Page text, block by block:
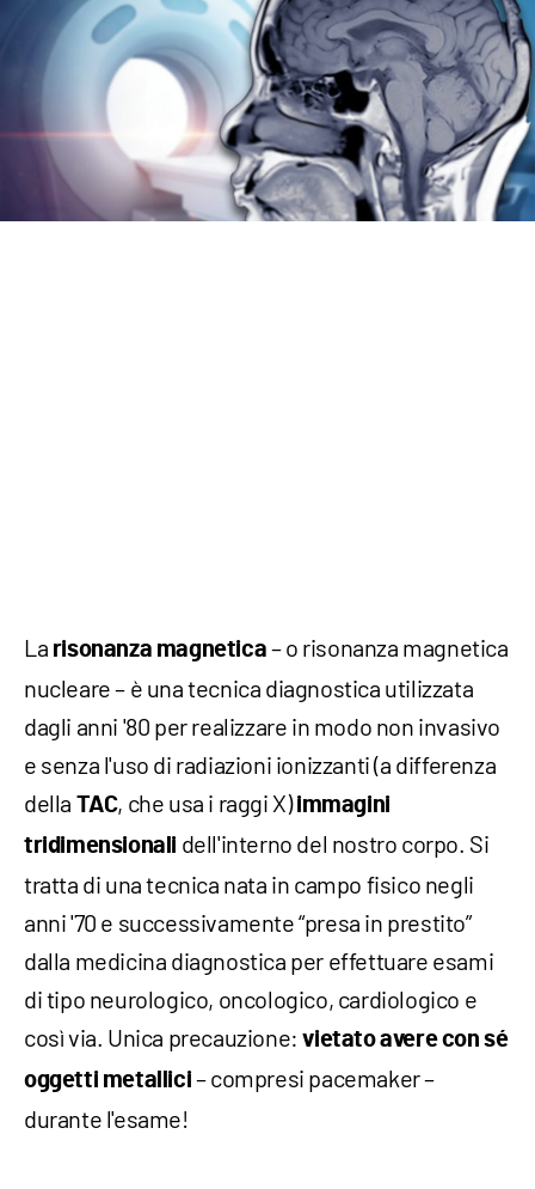
La risonanza magnetica – o risonanza magnetica
nucleare – è una tecnica diagnostica utilizzata
dagli anni '80 per realizzare in modo non invasivo
e senza l'uso di radiazioni ionizzanti (a differenza
della TAC, che usa i raggi X)immagini
tridimensionali dell'interno del nostro corpo. Si
tratta di una tecnica nata in campo fisico negli
anni '70 e successivamente “presa in prestito”
dalla medicina diagnostica per effettuare esami
di tipo neurologico, oncologico, cardiologico e
così via. Unica precauzione:vietato avere con sé
oggetti metallici – compresi pacemaker –
durante l'esame!